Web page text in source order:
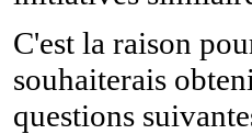
C'est la raison
souhaiterais
questions